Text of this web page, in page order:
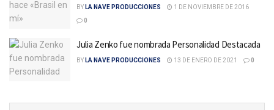
BY LA NAVE PRODUCCIONES
1 DE NOVIEMBRE DE 2016
0
Julia Zenko fue nombrada Personalidad Destacada
BY LA NAVE PRODUCCIONES 13 DE ENERO DE 2021 0